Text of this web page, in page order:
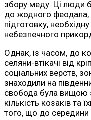
збору меду. Ці люди
до жодного феодала,
підготовку,
небезпечного
Однак, із часом, до
селяни-втікачі від
соціальних верств,
знаходили на
свобода була вищою
кількість козаків та
того, що до середини